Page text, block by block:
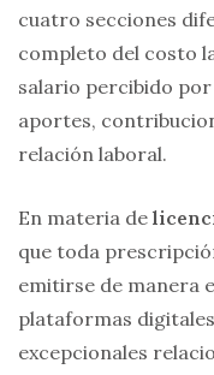
cuatro secciones
completo del costo
salario percibido
aportes,
relación laboral.
En materia de
que toda
emitirse de manera
plataformas
excepcionales